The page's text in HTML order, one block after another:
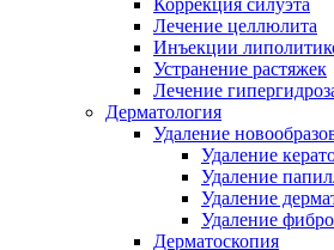
Коррекция силуэта
Лечение целлюлита
Инъекции
Устранение растяжек
Лечение
Дерматология
Удаление
Удаление
Удаление
Удаление
Удаление
Дерматоскопия